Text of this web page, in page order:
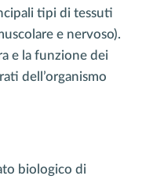
tipi di tessuti
e nervoso).
e la funzione dei
dell’organismo
biologico di